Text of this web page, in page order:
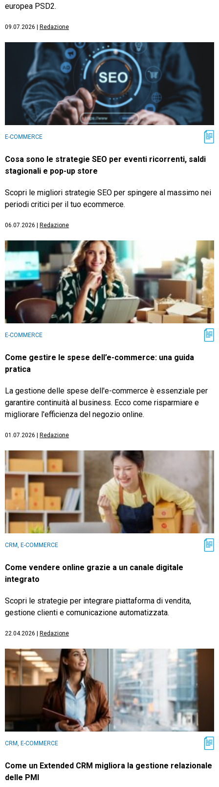
europea PSD2.
09.07.2026 Redazione
E-COMMERCE
Cosa sono le strategie SEO per eventi ricorrenti, saldi
stagionali e pop-up store
Scopri le migliori strategie SEO per spingere al massimo nei
periodi critici per il tuo ecommerce.
06.07.2026 Redazione
E-COMMERCE
Come gestire le spese dell’e-commerce: una guida
pratica
La gestione delle spese dell'e-commerce è essenziale per
garantire continuità al business. Ecco come risparmiare e
migliorare l'efficienza del negozio online.
01.07.2026 Redazione
CRM, E-COMMERCE
Come vendere online grazie a un canale digitale
integrato
Scopri le strategie per integrare piattaforma di vendita,
gestione clienti e comunicazione automatizzata.
22.04.2026 Redazione
CRM, E-COMMERCE
Come un Extended CRM migliora la gestione relazionale
delle PMI